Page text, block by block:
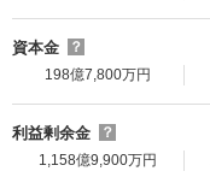
資本金
？
198億7,800万円
利益剰余金
？
1,158億9,900万円